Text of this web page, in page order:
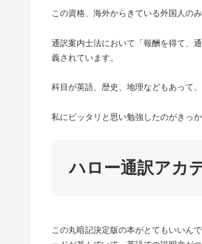
この資格、海外からきている外国人の
通訳案内士法において「報酬を得て、
義されています。
科目が英語、歴史、地理などもあって
私にピッタリと思い勉強したのがきっ
ハロー通訳アカ
この丸暗記決定版の本がとてもいいん